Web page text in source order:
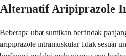
Alternatif Aripiprazole
Beberapa ubat suntikan bertindak
aripiprazole intramuskular tidak sesuai